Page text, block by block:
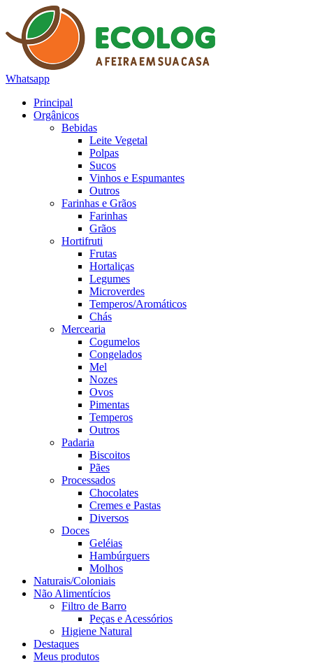
Whatsapp
Principal
Orgânicos
Bebidas
Leite Vegetal
Polpas
Sucos
Vinhos e Espumantes
Outros
Farinhas e Grãos
Farinhas
Grãos
Hortifruti
Frutas
Hortaliças
Legumes
Microverdes
Temperos/Aromáticos
Chás
Mercearia
Cogumelos
Congelados
Mel
Nozes
Ovos
Pimentas
Temperos
Outros
Padaria
Biscoitos
Pães
Processados
Chocolates
Cremes e Pastas
Diversos
Doces
Geléias
Hambúrguers
Molhos
Naturais/Coloniais
Não Alimentícios
Filtro de Barro
Peças e Acessórios
Higiene Natural
Destaques
Meus produtos